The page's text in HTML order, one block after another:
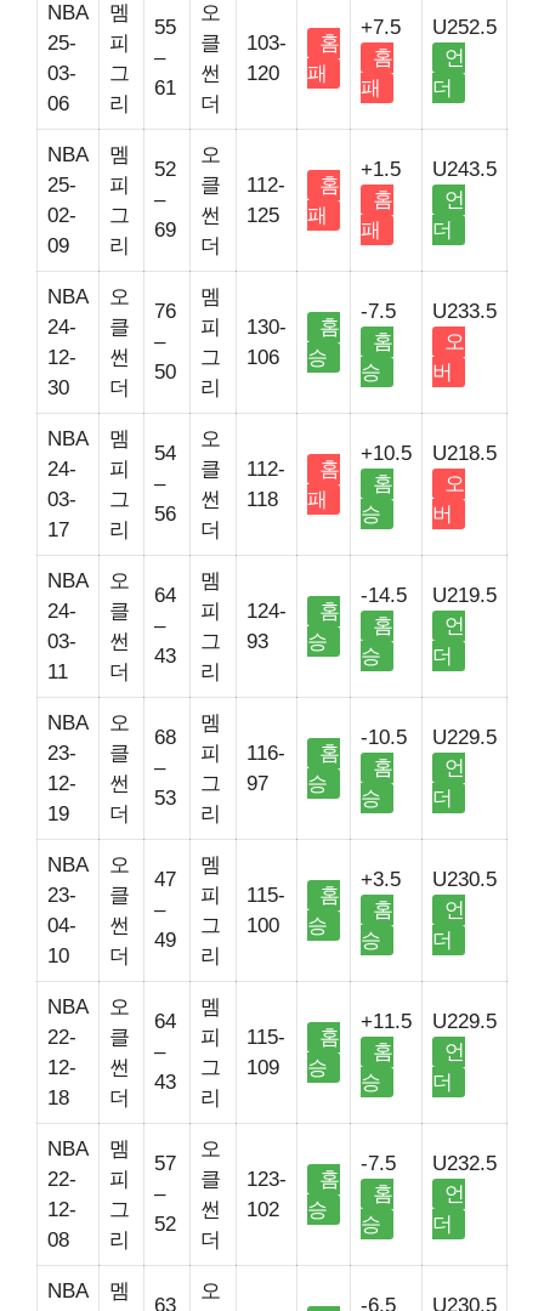
NBA
25-
03-
06
멤
피
그
리
55
–
61
오
클
썬
더
103-
120
홈
패
+7.5
홈
패
U252.5
언
더
NBA
25-
02-
09
멤
피
그
리
52
–
69
오
클
썬
더
112-
125
홈
패
+1.5
홈
패
U243.5
언
더
NBA
24-
12-
30
오
클
썬
더
76
–
50
멤
피
그
리
130-
106
홈
승
-7.5
홈
승
U233.5
오
버
NBA
24-
03-
17
멤
피
그
리
54
–
56
오
클
썬
더
112-
118
홈
패
+10.5
홈
승
U218.5
오
버
NBA
24-
03-
11
오
클
썬
더
64
–
43
멤
피
그
리
124-
93
홈
승
-14.5
홈
승
U219.5
언
더
NBA
23-
12-
19
오
클
썬
더
68
–
53
멤
피
그
리
116-
97
홈
승
-10.5
홈
승
U229.5
언
더
NBA
23-
04-
10
오
클
썬
더
47
–
49
멤
피
그
리
115-
100
홈
승
+3.5
홈
승
U230.5
언
더
NBA
22-
12-
18
오
클
썬
더
64
–
43
멤
피
그
리
115-
109
홈
승
+11.5
홈
승
U229.5
언
더
NBA
22-
12-
08
멤
피
그
리
57
–
52
오
클
썬
더
123-
102
홈
승
-7.5
홈
승
U232.5
언
더
NBA
멤
63
오
-6.5
U230.5